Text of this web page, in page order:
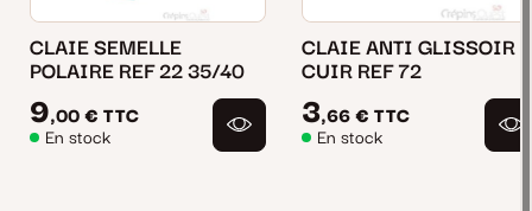
CLAIE SEMELLE
POLAIRE REF 22 35/40
9,00 € TTC
En stock
CLAIE ANTI GLISSOIR
CUIR REF 72
3,66 € TTC
En stock